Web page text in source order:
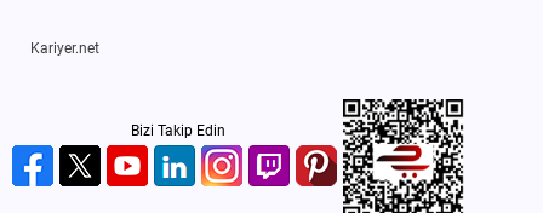
Kariyer.net
Bizi Takip Edin